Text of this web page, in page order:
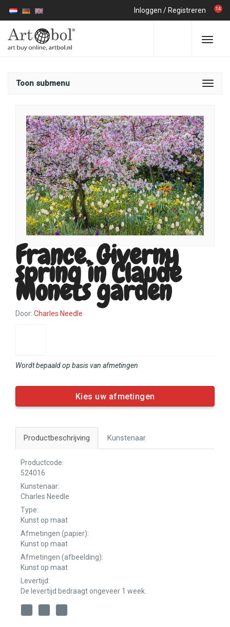
Inloggen / Registreren 14
Toon submenu
France, Giverny
spring in Claude
Monets garden
Door: Charles Needle
Wordt bepaald op basis van afmetingen
Kies uw afmetingen
Productbeschrijving Kunstenaar
Productcode:
524016
Kunstenaar:
Charles Needle
Type:
Kunst op maat
Afmetingen (papier):
Kunst op maat
Afmetingen (afbeelding):
Kunst op maat
Levertijd:
De levertijd bedraagt ongeveer 1 week.